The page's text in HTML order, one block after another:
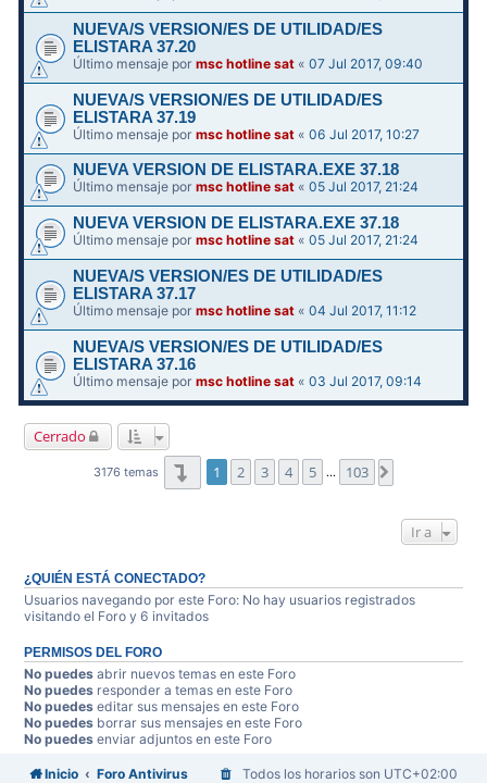
NUEVA/S VERSION/ES DE UTILIDAD/ES
ELISTARA 37.20
Último mensaje pormsc hotline sat «07 Jul 2017, 09:40
NUEVA/S VERSION/ES DE UTILIDAD/ES
ELISTARA 37.19
Último mensaje pormsc hotline sat «06 Jul 2017, 10:27
NUEVA VERSION DE ELISTARA.EXE 37.18
Último mensaje pormsc hotline sat «05 Jul 2017, 21:24
NUEVA VERSION DE ELISTARA.EXE 37.18
Último mensaje pormsc hotline sat «05 Jul 2017, 21:24
NUEVA/S VERSION/ES DE UTILIDAD/ES
ELISTARA 37.17
Último mensaje pormsc hotline sat «04 Jul 2017, 11:12
NUEVA/S VERSION/ES DE UTILIDAD/ES
ELISTARA 37.16
Último mensaje pormsc hotline sat «03 Jul 2017, 09:14
Cerrado
3176 temas Página1 de 103
1 2 3 4 5 … 103
Ir a
¿QUIÉN ESTÁ CONECTADO?
Usuarios navegando por este Foro: No hay usuarios registrados
visitando el Foro y 6 invitados
PERMISOS DEL FORO
No puedes abrir nuevos temas en este Foro
No puedes responder a temas en este Foro
No puedes editar sus mensajes en este Foro
No puedes borrar sus mensajes en este Foro
No puedes enviar adjuntos en este Foro
Inicio Foro Antivirus Todos los horarios son UTC+02:00